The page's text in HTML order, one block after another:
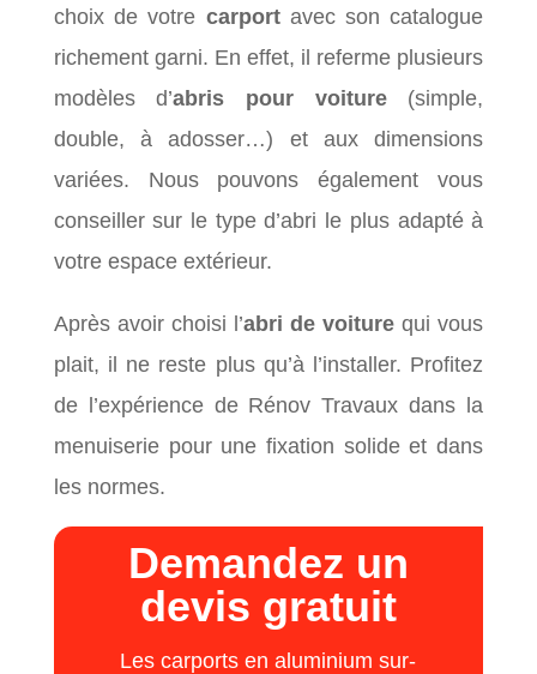
choix de votre carportavec son catalogue
richement garni. En effet, il referme plusieurs
modèles d’abris pour voiture(simple,
double, à adosser…) et aux dimensions
variées. Nous pouvons également vous
conseiller sur le type d’abri le plus adapté à
votre espace extérieur.
Après avoir choisi l’abri de voiture qui vous
plait, il ne reste plus qu’à l’installer. Profitez
de l’expérience de Rénov Travaux dans la
menuiserie pour une fixation solide et dans
les normes.
Demandez un
devis gratuit
Les carports en aluminium sur-